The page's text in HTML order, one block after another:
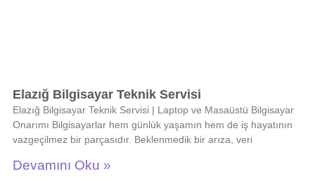
Elazığ Bilgisayar Teknik Servisi
Elazığ Bilgisayar Teknik Servisi | Laptop ve Masaüstü Bilgisayar
Onarımı Bilgisayarlar hem günlük yaşamın hem de iş hayatının
vazgeçilmez bir parçasıdır. Beklenmedik bir arıza, veri
Devamını Oku »